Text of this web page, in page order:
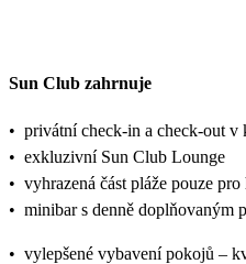
Sun Club zahrnuje
• privátní check-in a check-out
• exkluzivní Sun Club Lounge
• vyhrazená část pláže pouze
• minibar s denně doplňovaným
• vylepšené vybavení pokojů –